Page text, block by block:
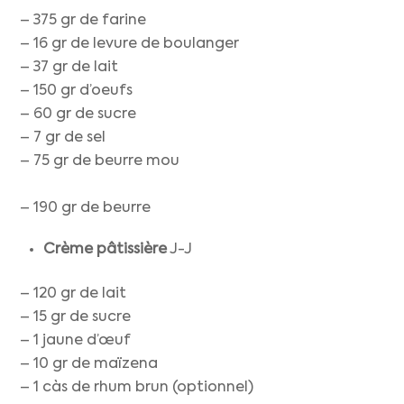
– 375 gr de farine
– 16 gr de levure de boulanger
– 37 gr de lait
– 150 gr d’oeufs
– 60 gr de sucre
– 7 gr de sel
– 75 gr de beurre mou
– 190 gr de beurre
Crème pâtissièreJ-J
– 120 gr de lait
– 15 gr de sucre
– 1 jaune d’œuf
– 10 gr de maïzena
– 1 càs de rhum brun (optionnel)